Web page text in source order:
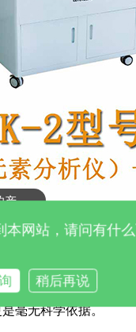
检测方法的差异：微量
、原子吸收分光光谱
性不同，且铁、锌、
，可能导致检测结果
如网购平台上售卖的
毫无科学依据。
可以介绍下你们的产品么
本网站，请问有什
稍后再说